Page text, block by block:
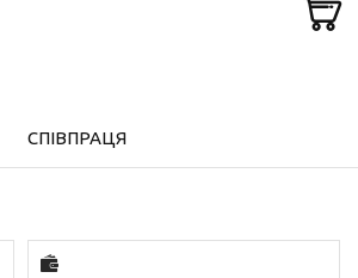
СПІВПРАЦЯ